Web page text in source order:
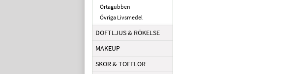
Örtagubben
Övriga Livsmedel
DOFTLJUS & RÖKELSE
MAKEUP
SKOR & TOFFLOR